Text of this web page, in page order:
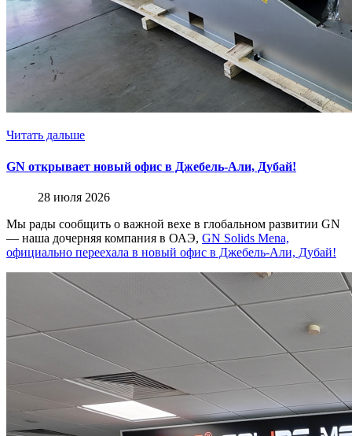
Читать дальше
GN открывает новый офис в Джебель-Али, Дубай!
28 июля 2026
Мы рады сообщить о важной вехе в глобальном развитии GN
— наша дочерняя компания в ОАЭ, GN Solids Mena,
официально переехала в новый офис в Джебель-Али, Дубай!